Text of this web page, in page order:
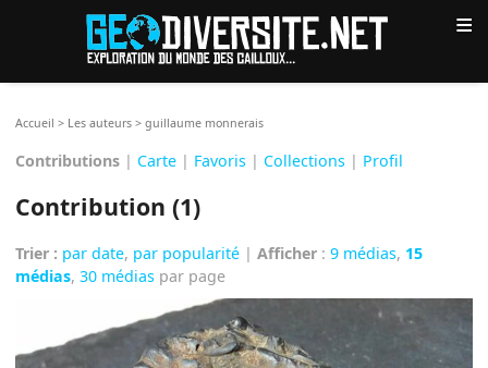
≡
Accueil > Les auteurs >guillaume monnerais
Contributions | Carte | Favoris | Collections | Profil
Contribution (1)
Trier : par date, par popularité |Afficher :9 médias, 15
médias,30 médias par page